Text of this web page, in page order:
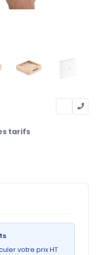
tarifs
votre prix HT